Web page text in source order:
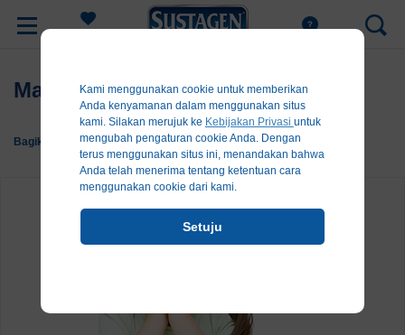
Kami menggunakan cookie untuk memberikan
Anda kenyamanan dalam menggunakan situs
kami. Silakan merujuk ke Kebijakan Privasi untuk
mengubah pengaturan cookie Anda. Dengan
terus menggunakan situs ini, menandakan bahwa
Anda telah menerima tentang ketentuan cara
menggunakan cookie dari kami.
Setuju
Makan Hanya Sedikit
Bagikan: